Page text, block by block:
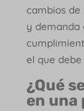
cambios
y demanda
el que
¿Qué
en una